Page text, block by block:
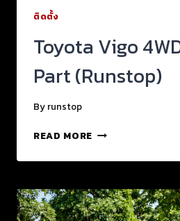
ติดตั้ง
Toyota Vigo
Part (Runstop)
By runstop
READ MORE